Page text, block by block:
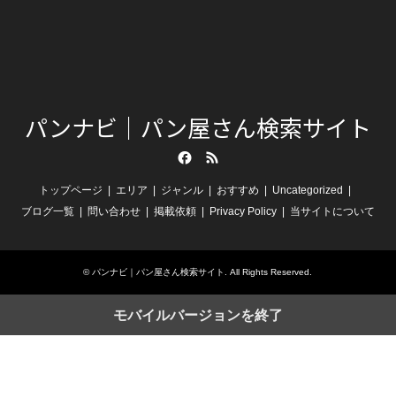
パンナビ｜パン屋さん検索サイト
トップページ エリア ジャンル おすすめ
Uncategorized
ブログ一覧
問い合わせ 掲載依頼 Privacy Policy 当サイトについて
© パンナビ｜パン屋さん検索サイト . All Rights Reserved.
モバイルバージョンを終了